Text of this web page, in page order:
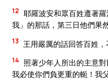
12 耶羅波安和眾百姓遵著
我」的那話，第三日他們果然
13 王用嚴厲的話回答百姓
14 照著少年人所出的主意
我必使你們負更重的軛！我